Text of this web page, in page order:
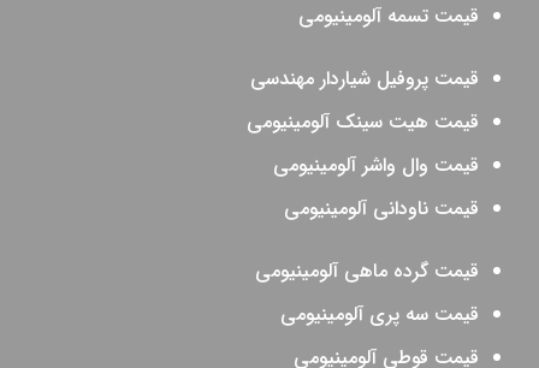
قیمت تسمه آلومینیومی
قیمت پروفیل شیاردار مهندسی
قیمت هیت سینک آلومینیومی
قیمت وال واشر آلومینیومی
قیمت ناودانی آلومینیومی
قیمت گرده ماهی آلومینیومی
قیمت سه پری آلومینیومی
قیمت قوطی آلومینیومی